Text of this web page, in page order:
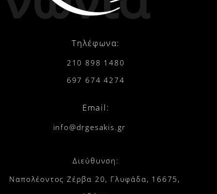
Τηλέφωνα:
210 898 1480
697 674 4274
Email:
info@drgesakis.gr
Διεύθυνση:
Ναπολέοντος Ζέρβα 20, Γλυφάδα, 16675,